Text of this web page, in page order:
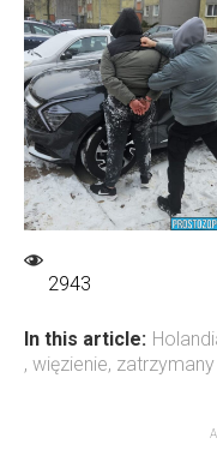
2943
In this article:
, więzienie, zatrzymany